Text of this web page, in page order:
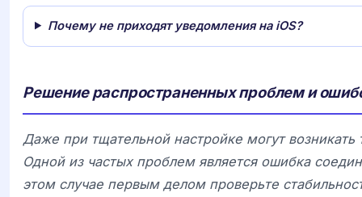
Почему не приходят уведомления на iOS?
Решение распространенных проблем и
Даже при тщательной настройке могут возникать
Одной из частых проблем является ошибка
этом случае первым делом проверьте